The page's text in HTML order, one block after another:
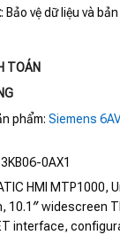
: Bảo vệ dữ liệu và
TOÁN
phẩm: Siemens
0AX1
HMI MTP1000,
10.1″ widescreen
interface,